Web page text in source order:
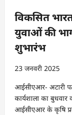
विकसित
युवाओं की
शुभारंभ
23 जनवरी 2025
आईसीएआर- अटारी
कार्यशाला का
आईसीएआर के कृषि